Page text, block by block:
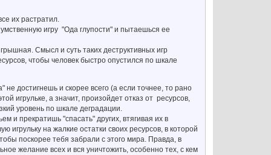
их растратил.
игру "Ода глупости" и пытаешься ее
Смысл и суть таких деструктивных игр
чтобы человек быстро опустился по шкале
не достигнешь и скорее всего (а если точнее, то рано
игрульке, а значит, произойдет отказ от ресурсов,
уровень по шкале деградации.
и прекратишь "спасать" других, втягивая их в
на жалкие остатки своих ресурсов, в которой
поскорее тебя забрали с этого мира. Правда, в
желание всех и вся уничтожить, особенно тех, с кем